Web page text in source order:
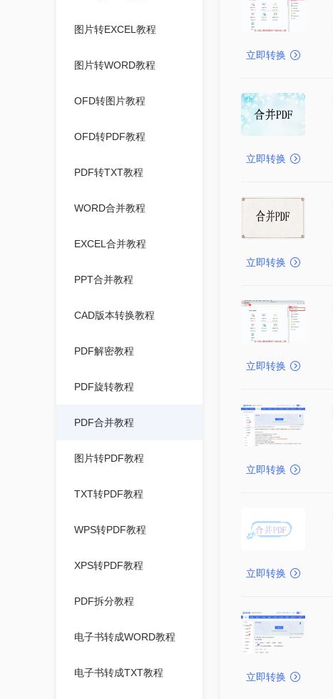
图片转EXCEL教程
图片转WORD教程
OFD转图片教程
OFD转PDF教程
PDF转TXT教程
WORD合并教程
EXCEL合并教程
PPT合并教程
CAD版本转换教程
PDF解密教程
PDF旋转教程
PDF合并教程
图片转PDF教程
TXT转PDF教程
WPS转PDF教程
XPS转PDF教程
PDF拆分教程
电子书转成WORD教程
电子书转成TXT教程
立即转换
立即转换
立即转换
立即转换
立即转换
立即转换
立即转换